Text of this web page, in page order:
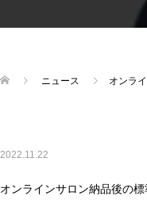
ニュース オンラ
2022.11.22
オンラインサロン納品後の